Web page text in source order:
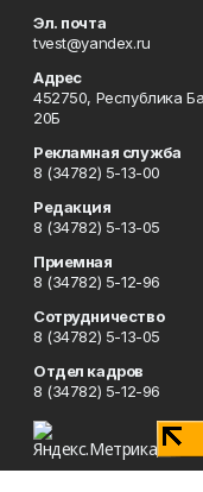
Эл. почта
tvest@yandex.ru
Адрес
452750, Республика
20Б
Рекламная служба
8 (34782) 5-13-00
Редакция
8 (34782) 5-13-05
Приемная
8 (34782) 5-12-96
Сотрудничество
8 (34782) 5-13-05
Отдел кадров
8 (34782) 5-12-96